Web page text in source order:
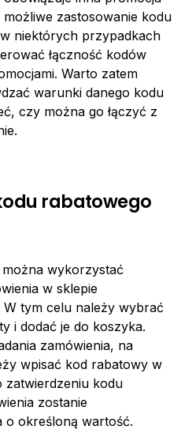
zastosowanie kodu
niektórych przypadkach
łączność kodów
Warto zatem
warunki danego kodu
czy można go łączyć z
rabatowego
wykorzystać
w sklepie
tym celu należy wybrać
i dodać je do koszyka.
zamówienia, na
wpisać kod rabatowy w
zatwierdzeniu kodu
zostanie
o określoną wartość.